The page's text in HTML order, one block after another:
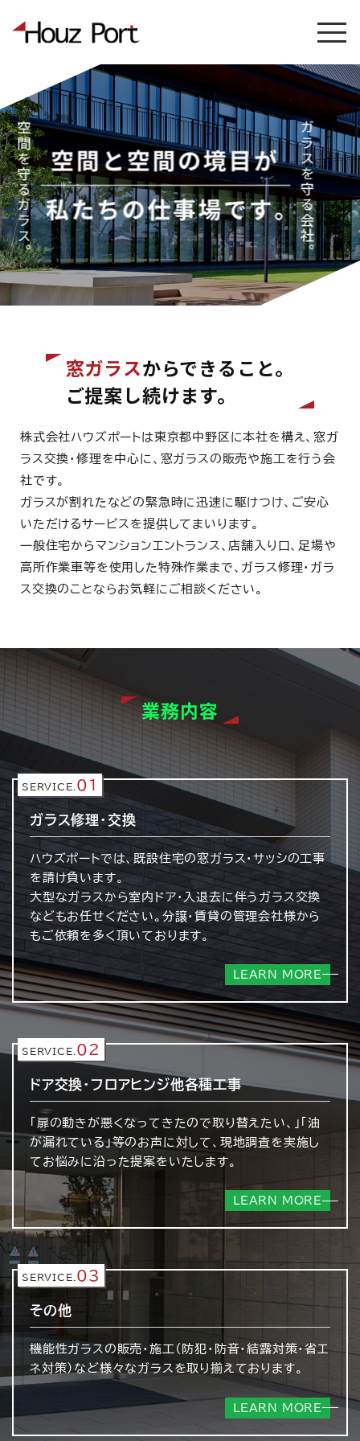
窓ガラスからできること。
ご提案し続けます。
株式会社ハウズポートは東京都中野区に本社を構え、窓ガ
ラス交換・修理を中心に、窓ガラスの販売や施工を行う会
社です。
ガラスが割れたなどの緊急時に迅速に駆けつけ、ご安心
いただけるサービスを提供してまいります。
一般住宅からマンションエントランス、店舗入り口、足場や
高所作業車等を使用した特殊作業まで、ガラス修理・ガラ
ス交換のことならお気軽にご相談ください。
業務内容
SERVICE. 01
ガラス修理・交換
ハウズポートでは、既設住宅の窓ガラス・サッシの工事
を請け負います。
大型なガラスから室内ドア・入退去に伴うガラス交換
などもお任せください。分譲・賃貸の管理会社様から
もご依頼を多く頂いております。
LEARN MORE
SERVICE. 02
ドア交換・フロアヒンジ他各種工事
「扉の動きが悪くなってきたので取り替えたい、」「油
が漏れている」等のお声に対して、現地調査を実施し
てお悩みに沿った提案をいたします。
LEARN MORE
SERVICE. 03
その他
機能性ガラスの販売・施工（防犯・防音・結露対策・省エ
ネ対策）など様々なガラスを取り揃えております。
LEARN MORE